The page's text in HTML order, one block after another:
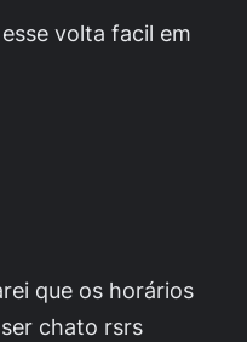
volta facil em
que os horários
chato rsrs